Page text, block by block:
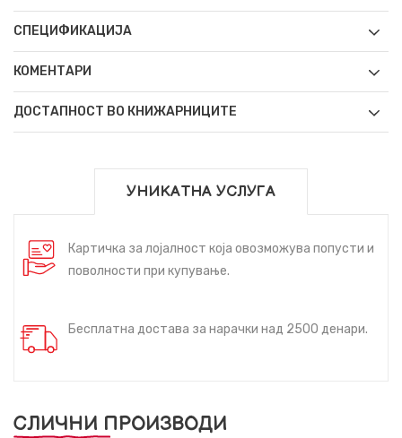
СПЕЦИФИКАЦИЈА
КОМЕНТАРИ
ДОСТАПНОСТ ВО КНИЖАРНИЦИТЕ
УНИКАТНА УСЛУГА
Картичка за лојалност која овозможува попусти и
поволности при купување.
Бесплатна достава за нарачки над 2500 денари.
СЛИЧНИ ПРОИЗВОДИ